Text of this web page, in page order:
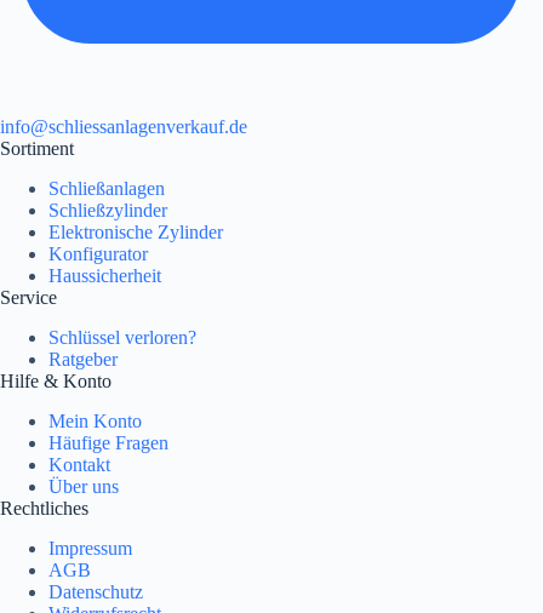
info@schliessanlagenverkauf.de
Sortiment
Schließanlagen
Schließzylinder
Elektronische Zylinder
Konfigurator
Haussicherheit
Service
Schlüssel verloren?
Ratgeber
Hilfe & Konto
Mein Konto
Häufige Fragen
Kontakt
Über uns
Rechtliches
Impressum
AGB
Datenschutz